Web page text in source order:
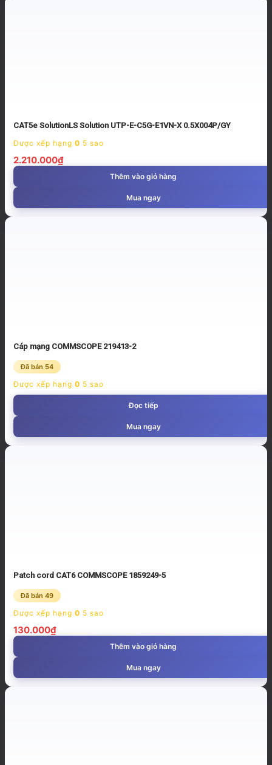
CAT5e SolutionLS Solution UTP-E-C5G-E1VN-X 0.5X004P/GY
Được xếp hạng 0 5 sao
2.210.000₫
Thêm vào giỏ hàng
Mua ngay
Cáp mạng COMMSCOPE 219413-2
Đã bán 54
Được xếp hạng 0 5 sao
Đọc tiếp
Mua ngay
Patch cord CAT6 COMMSCOPE 1859249-5
Đã bán 49
Được xếp hạng 0 5 sao
130.000₫
Thêm vào giỏ hàng
Mua ngay